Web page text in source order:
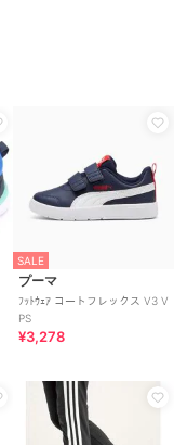
SALE
プーマ
ﾌｯﾄｳｪｱ コートフレックス V3 V
PS
¥3,278